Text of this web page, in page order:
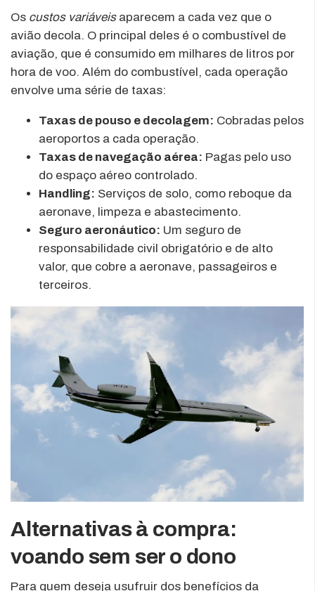
Os custos variáveisaparecem a cada vez que o
avião decola. O principal deles é o combustível de
aviação, que é consumido em milhares de litros por
hora de voo. Além do combustível, cada operação
envolve uma série de taxas:
Taxas de pouso e decolagem: Cobradas pelos
aeroportos a cada operação.
Taxas de navegação aérea: Pagas pelo uso
do espaço aéreo controlado.
Handling: Serviços de solo, como reboque da
aeronave, limpeza e abastecimento.
Seguro aeronáutico: Um seguro de
responsabilidade civil obrigatório e de alto
valor, que cobre a aeronave, passageiros e
terceiros.
Alternativas à compra:
voando sem ser o dono
Para quem deseja usufruir dos benefícios da